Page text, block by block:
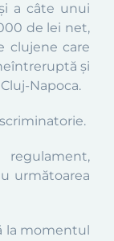
a câte unui
de lei net,
clujene care
și
Napoca.
următoarea
la momentul